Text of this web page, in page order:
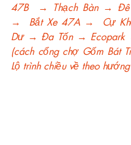
47B  → Thạch Bàn → Đê
→  Bắt Xe 47A →  Cự
Dư → Đa Tốn → Ecopark
(cách cổng chợ Gốm Bát
Lộ trình chiều về theo